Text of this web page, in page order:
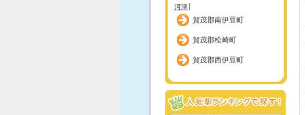
河津
賀茂郡南伊豆町
賀茂郡松崎町
賀茂郡西伊豆町